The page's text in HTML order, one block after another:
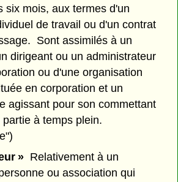
six mois, aux termes d'un
de travail ou d'un contrat
Sont assimilés à un
dirigeant ou un administrateur
ou d'une organisation
en corporation et un
agissant pour son commettant
à temps plein.
» Relativement à un
ou association qui